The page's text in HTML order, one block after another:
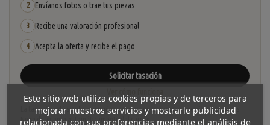
2 Envíanos fotos o trae tus piezas
3 Recibe una valoración profesional
4 Acepta la oferta y recibe el pago
Solicitar tasación
La tasación está sujeta a revisión y aceptación tras recibir y verificar las piezas.
No se descuenta automáticamente del carrito.
Este sitio web utiliza cookies propias y de terceros para
mejorar nuestros servicios y mostrarle publicidad
relacionada con sus preferencias mediante el análisis de